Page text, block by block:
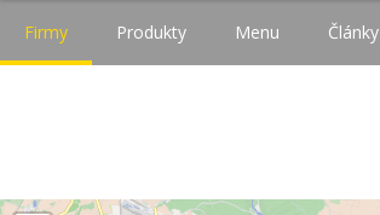
Firmy Produkty Menu Články